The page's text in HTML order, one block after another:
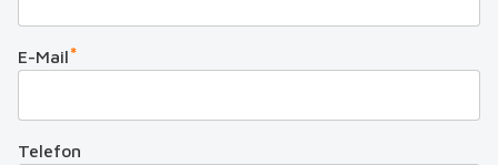
E-Mail*
Telefon